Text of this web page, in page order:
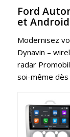
Ford
et
Modernisez
Dynavin –
radar
soi-même dès